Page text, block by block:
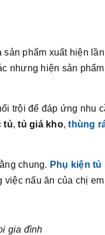
phẩm xuất hiện
nhưng hiện sản
trội để đáp ứng nhu
tủ,tủ giá kho,thùng
chung. Phụ kiện tủ
nấu ăn của chị
gia đình